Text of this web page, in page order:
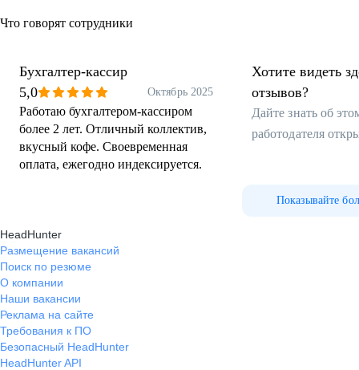
Что говорят сотрудники
Бухгалтер-кассир
5,0
Октябрь 2025
Работаю бухгалтером-кассиром
более 2 лет. Отличный коллектив,
вкусный кофе. Своевременная
оплата, ежегодно индексируется.
Хотите видеть
отзывов?
Дайте знать об
работодателя
Показывайте
HeadHunter
Размещение вакансий
Поиск по резюме
О компании
Наши вакансии
Реклама на сайте
Требования к ПО
Безопасный HeadHunter
HeadHunter API